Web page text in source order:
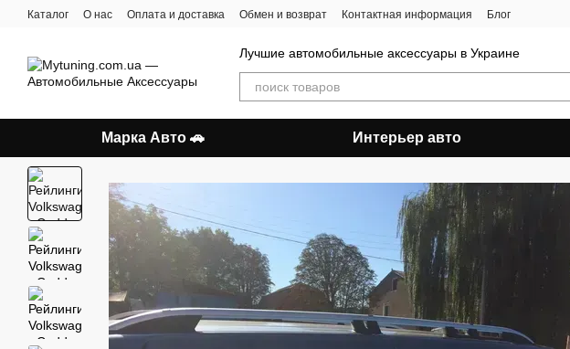
Перейти к основному контенту
Каталог О нас Оплата и доставка Обмен и возврат Контактная информация Блог
Лучшие автомобильные аксессуары в Украине
Марка Авто 🚗 Интерьер авто